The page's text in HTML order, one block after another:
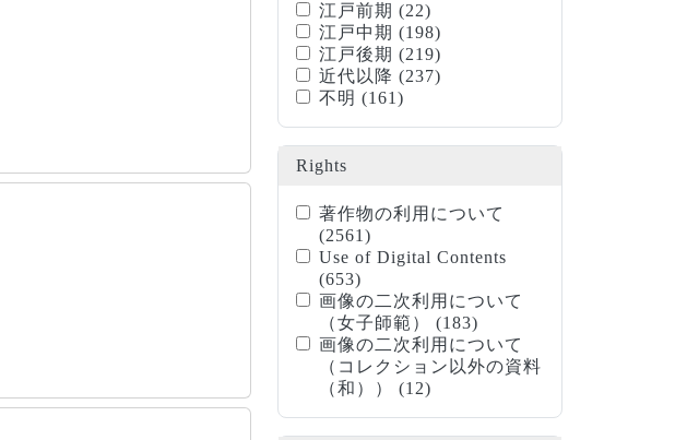
江戸前期 (22)
江戸中期 (198)
江戸後期 (219)
近代以降 (237)
不明 (161)
Rights
著作物の利用について
(2561)
Use of Digital Contents
(653)
画像の二次利用について
（女子師範）
(183)
画像の二次利用について
（コレクション以外の資料
（和））
(12)